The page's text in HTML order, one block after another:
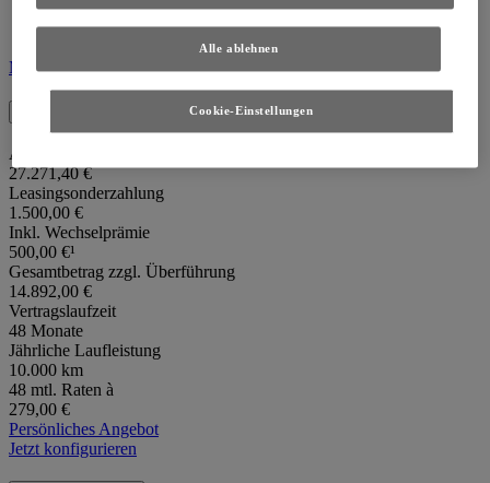
Spurführungs-Assistent
Rückfahrkamera mit Einparkführung
Mehr zum Modell erfahren
Anschaffungspreis zzgl. Überführung
27.271,40 €
Leasingsonderzahlung
1.500,00 €
Inkl. Wechselprämie
500,00 €¹
Gesamtbetrag zzgl. Überführung
14.892,00 €
Vertragslaufzeit
48 Monate
Jährliche Laufleistung
10.000 km
48 mtl. Raten à
279,00 €
Persönliches Angebot
Jetzt konfigurieren
Cookie-Einstellungen
Alle ablehnen